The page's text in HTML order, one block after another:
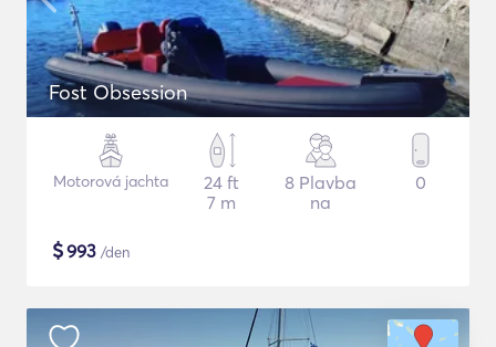
Fost Obsession
Motorová jachta
24 ft
7 m
8 Plavba
na
0
$993 /den